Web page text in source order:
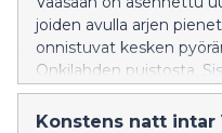
joiden avulla arjen
onnistuvat kesken
Onkilahden puistosta,
Matkakeskuksen
Konstens natt intar